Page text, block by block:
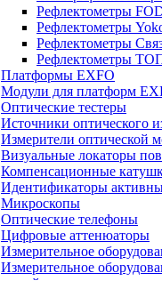
Рефлектометры
Рефлектометры
Рефлектометры
Рефлектометры
Платформы EXFO
Модули для платформ
Оптические тестеры
Источники оптического
Измерители оптической
Визуальные локаторы
Компенсационные
Идентификаторы
Микроскопы
Оптические телефоны
Цифровые аттенюаторы
Измерительное
Измерительное